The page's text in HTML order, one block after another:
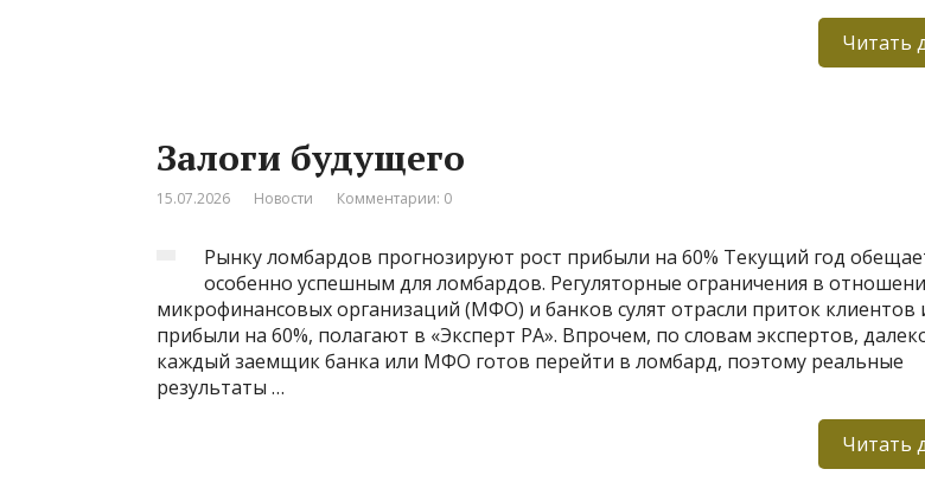
Читать
Залоги будущего
15.07.2026 Новости Комментарии: 0
Рынку ломбардов прогнозируют рост прибыли на 60% Текущий год
особенно успешным для ломбардов. Регуляторные ограничения в
микрофинансовых организаций (МФО) и банков сулят отрасли приток клиентов
прибыли на 60%, полагают в «Эксперт РА». Впрочем, по словам экспертов,
каждый заемщик банка или МФО готов перейти в ломбард, поэтому реальные
результаты …
Читать